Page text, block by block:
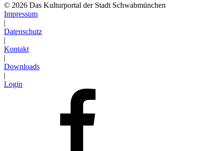
© 2026 Das Kulturportal der Stadt Schwabmünchen
Impressum
|
Datenschutz
|
Kontakt
|
Downloads
|
Login